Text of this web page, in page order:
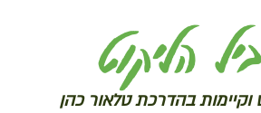
יל הליקוט
וקיימות בהדרכת טלאור כהן